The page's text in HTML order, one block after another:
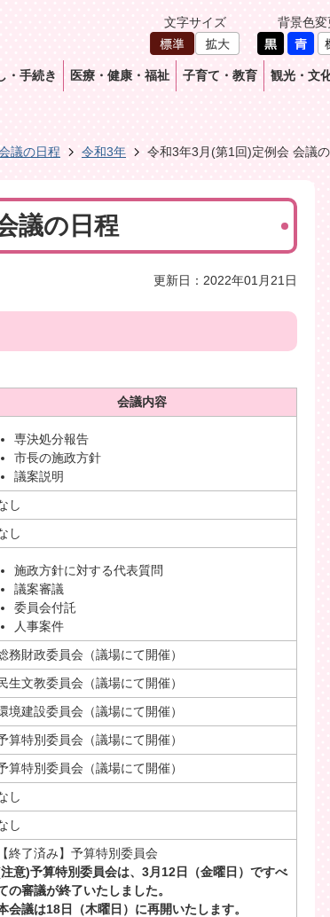
文字サイズ 背景色変
・手続き 医療・健康・福祉 子育て・教育 観光・文
議の日程 令和3年 令和3年3月(第1回)定例会 会議
議の日程
更新日：2022年01月21日
会議内容
専決処分報告
市長の施政方針
議案説明
し
し
施政方針に対する代表質問
議案審議
委員会付託
人事案件
務財政委員会（議場にて開催）
生文教委員会（議場にて開催）
境建設委員会（議場にて開催）
算特別委員会（議場にて開催）
算特別委員会（議場にて開催）
し
し
【終了済み】予算特別委員会
意)予算特別委員会は、3月12日（金曜日）ですべ
の審議が終了いたしました。
会議は18日（木曜日）に再開いたします。